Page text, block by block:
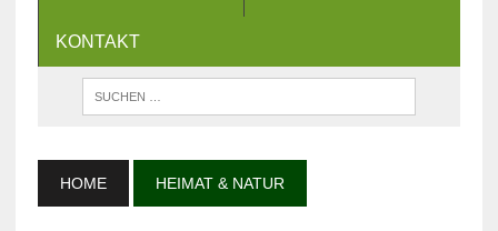
KONTAKT
HOME HEIMAT & NATUR